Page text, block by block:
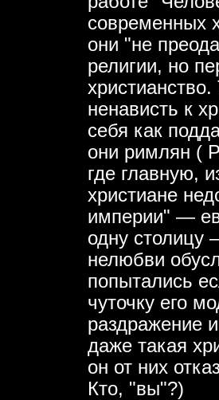
современных
они "не
религии, но
ненависть к
себя как
они римлян (
где главную,
христиане
империи" —
одну
нелюбви
попытались
чуточку его
раздражение
даже такая
он от них
Кто, "вы"?)